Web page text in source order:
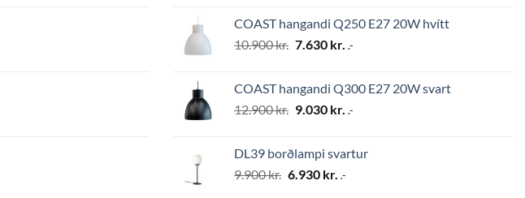
10.900 kr..7.630 kr..
COAST hangandi Q250 E27 20W hvítt
10.900kr. Original
10.900 kr..
7.630 kr. Current
7.630 kr..
.-
COAST hangandi Q300 E27 20W svart
12.900kr. Original
12.900 kr..
9.030 kr. Current
9.030 kr..
.-
DL39 borðlampi svartur
9.900kr. Original
6.930 kr. Current
.-